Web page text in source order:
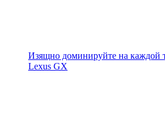
Изящно доминируйте на каждой
Lexus GX